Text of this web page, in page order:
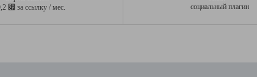
⃏ за ссылку / мес.
социальный плагин